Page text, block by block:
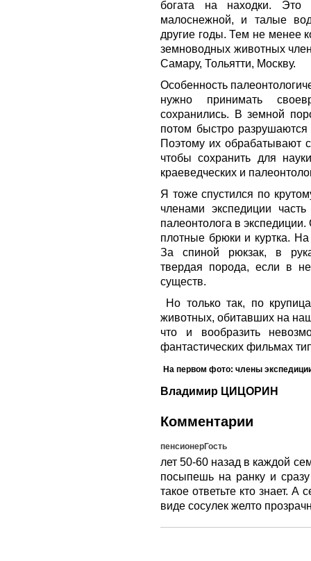
богата на находки. Это
малоснежной, и талые
другие годы. Тем не менее
земноводных животных
Самару, Тольятти, Москву.
Особенность
нужно принимать
сохранились. В земной
потом быстро
Поэтому их обрабатывают
чтобы сохранить для
краеведческих и
Я тоже спустился по
членами экспедиции
палеонтолога в
плотные брюки и куртка.
За спиной рюкзак, в
твердая порода, если в
существ.
Но только так, по
животных, обитавших на
что и вообразить
фантастических фильмах
На первом фото: члены
Владимир ЦИЦОРИН
Комментарии
пенсионерГость
лет 50-60 назад в каждой
посыпешь на ранку и
такое ответьте кто знает.
виде сосулек желто